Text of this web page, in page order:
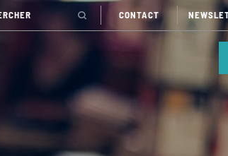
CONTACT